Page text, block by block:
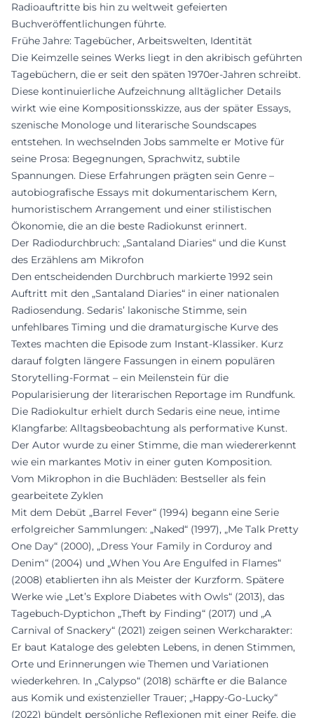
Radioauftritte bis hin zu weltweit gefeierten
Buchveröffentlichungen führte.
Frühe Jahre: Tagebücher, Arbeitswelten, Identität
Die Keimzelle seines Werks liegt in den akribisch geführten
Tagebüchern, die er seit den späten 1970er-Jahren schreibt.
Diese kontinuierliche Aufzeichnung alltäglicher Details
wirkt wie eine Kompositionsskizze, aus der später Essays,
szenische Monologe und literarische Soundscapes
entstehen. In wechselnden Jobs sammelte er Motive für
seine Prosa: Begegnungen, Sprachwitz, subtile
Spannungen. Diese Erfahrungen prägten sein Genre –
autobiografische Essays mit dokumentarischem Kern,
humoristischem Arrangement und einer stilistischen
Ökonomie, die an die beste Radiokunst erinnert.
Der Radiodurchbruch: „Santaland Diaries“ und die Kunst
des Erzählens am Mikrofon
Den entscheidenden Durchbruch markierte 1992 sein
Auftritt mit den „Santaland Diaries“ in einer nationalen
Radiosendung. Sedaris’ lakonische Stimme, sein
unfehlbares Timing und die dramaturgische Kurve des
Textes machten die Episode zum Instant-Klassiker. Kurz
darauf folgten längere Fassungen in einem populären
Storytelling-Format – ein Meilenstein für die
Popularisierung der literarischen Reportage im Rundfunk.
Die Radiokultur erhielt durch Sedaris eine neue, intime
Klangfarbe: Alltagsbeobachtung als performative Kunst.
Der Autor wurde zu einer Stimme, die man wiedererkennt
wie ein markantes Motiv in einer guten Komposition.
Vom Mikrophon in die Buchläden: Bestseller als fein
gearbeitete Zyklen
Mit dem Debüt „Barrel Fever“ (1994) begann eine Serie
erfolgreicher Sammlungen: „Naked“ (1997), „Me Talk Pretty
One Day“ (2000), „Dress Your Family in Corduroy and
Denim“ (2004) und „When You Are Engulfed in Flames“
(2008) etablierten ihn als Meister der Kurzform. Spätere
Werke wie „Let’s Explore Diabetes with Owls“ (2013), das
Tagebuch-Dyptichon „Theft by Finding“ (2017) und „A
Carnival of Snackery“ (2021) zeigen seinen Werkcharakter:
Er baut Kataloge des gelebten Lebens, in denen Stimmen,
Orte und Erinnerungen wie Themen und Variationen
wiederkehren. In „Calypso“ (2018) schärfte er die Balance
aus Komik und existenzieller Trauer; „Happy-Go-Lucky“
(2022) bündelt persönliche Reflexionen mit einer Reife, die